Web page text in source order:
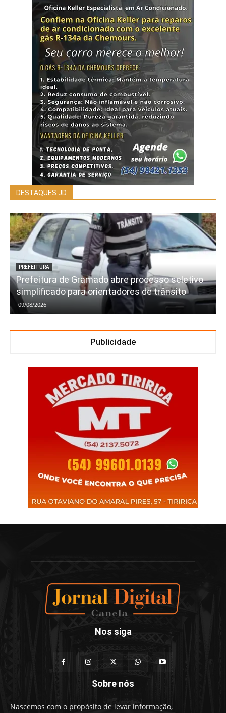
DESTAQUES JD
PREFEITURA
Prefeitura de Gramado abre processo seletivo
simplificado para orientadores de trânsito
09/08/2026
Publicidade
Nos siga
Sobre nós
Nascemos com o propósito de levar informação,